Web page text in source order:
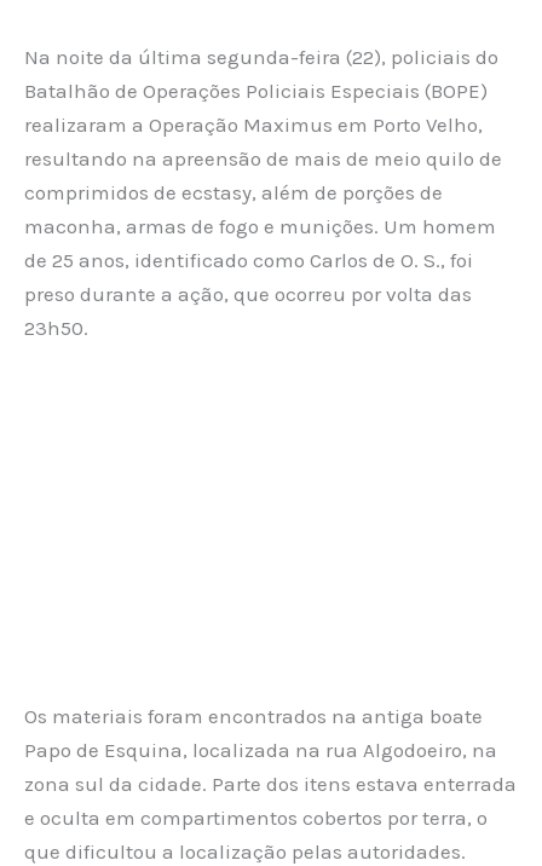
Na noite da última segunda-feira (22), policiais do
Batalhão de Operações Policiais Especiais (BOPE)
realizaram a Operação Maximus em Porto Velho,
resultando na apreensão de mais de meio quilo de
comprimidos de ecstasy, além de porções de
maconha, armas de fogo e munições. Um homem
de 25 anos, identificado como Carlos de O. S., foi
preso durante a ação, que ocorreu por volta das
23h50.
Os materiais foram encontrados na antiga boate
Papo de Esquina, localizada na rua Algodoeiro, na
zona sul da cidade. Parte dos itens estava enterrada
e oculta em compartimentos cobertos por terra, o
que dificultou a localização pelas autoridades.